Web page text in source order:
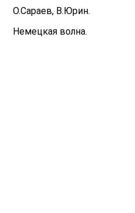
О.Сараев, В.Юрин.
Немецкая волна.